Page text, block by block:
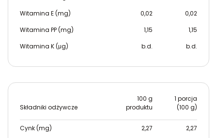
Witamina E (mg)
0,02
0,02
Witamina PP (mg)
1,15
1,15
Witamina K (μg)
b.d. b.d.
Składniki odżywcze
100 g
produktu
1 porcja
(100 g)
Cynk (mg) 2,27
2,27